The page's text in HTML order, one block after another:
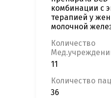
комбинации с
терапией у
молочной
Количество
11
Количество
36